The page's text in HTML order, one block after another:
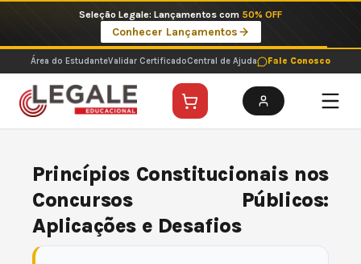
o
conteúdo
Imperdíveis no Pix: Pós Selecionadas a 199 reais no pix em parcela única
Ver ofertas
Área do EstudanteValidar CertificadoCentral de Ajuda Fale Conosco
Princípios Constitucionais nos
Concursos Públicos:
Aplicações e Desafios